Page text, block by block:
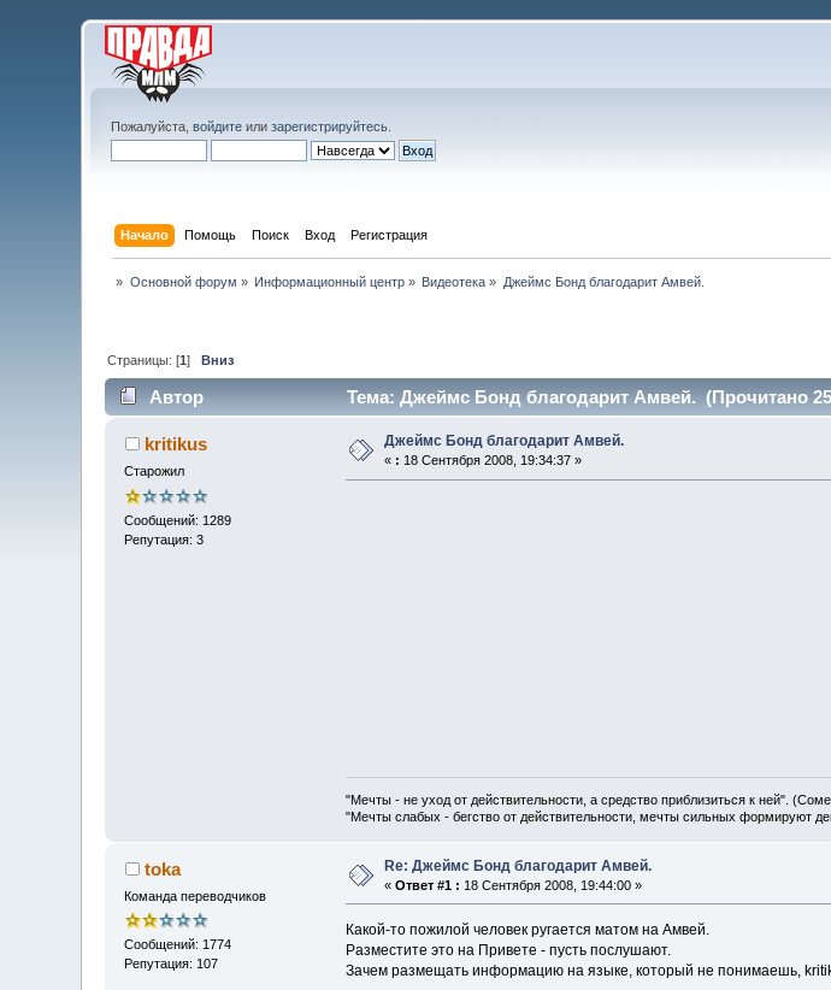
Пожалуйста,войдите илизарегистрируйтесь
Начало Помощь Поиск Вход Регистрация
» Основной форум » Информационный центр » Видеотека » Джеймс Бонд благодарит Амвей.
Страницы: [1]Вниз
Автор Тема: Джеймс Бонд благодарит Амвей. (Прочитано
kritikus
Старожил
Сообщений: 1289
Репутация: 3
Джеймс Бонд благодарит Амвей.
« : 18 Сентября 2008, 19:34:37 »
"Мечты - не уход от действительности, а средство приблизиться к ней".
"Мечты слабых - бегство от действительности, мечты сильных формируют
toka
Команда переводчиков
Сообщений: 1774
Репутация: 107
Re: Джеймс Бонд благодарит Амвей.
«Ответ #1 : 18 Сентября 2008, 19:44:00 »
Какой-то пожилой человек ругается матом на Амвей.
Разместите это на Привете - пусть послушают.
Зачем размещать информацию на языке, который не понимаешь,